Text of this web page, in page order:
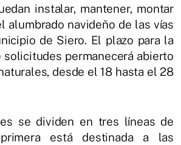
instalar, mantener, montar
alumbrado navideño de las vías
de Siero. El plazo para la
solicitudes permanecerá abierto
desde el 18 hasta el 28
se dividen en tres líneas de
está destinada a las